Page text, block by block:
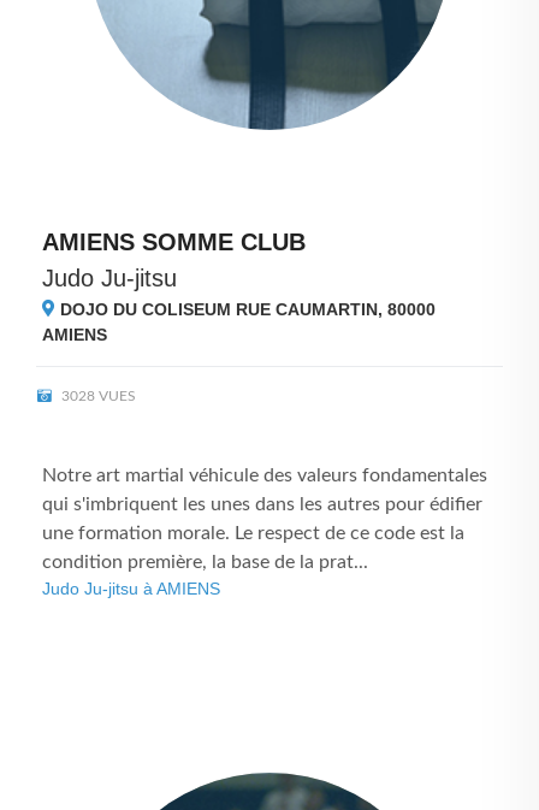
AMIENS SOMME CLUB
Judo Ju-jitsu
DOJO DU COLISEUM RUE CAUMARTIN, 80000
AMIENS
3028 VUES
Notre art martial véhicule des valeurs fondamentales
qui s'imbriquent les unes dans les autres pour édifier
une formation morale. Le respect de ce code est la
condition première, la base de la prat...
Judo Ju-jitsu à AMIENS